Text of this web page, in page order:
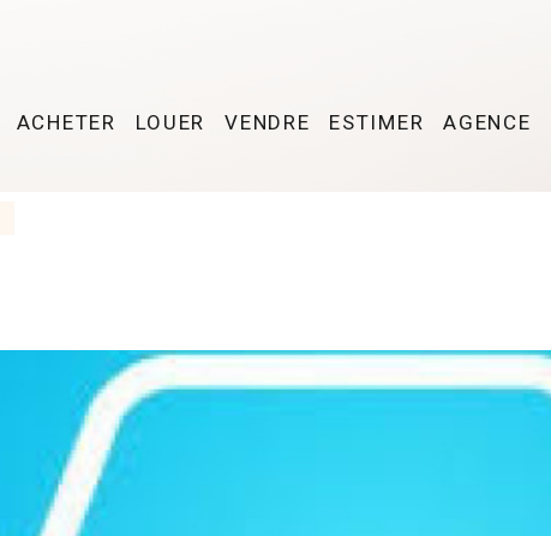
ACHETER LOUER VENDRE ESTIMER AGENCE